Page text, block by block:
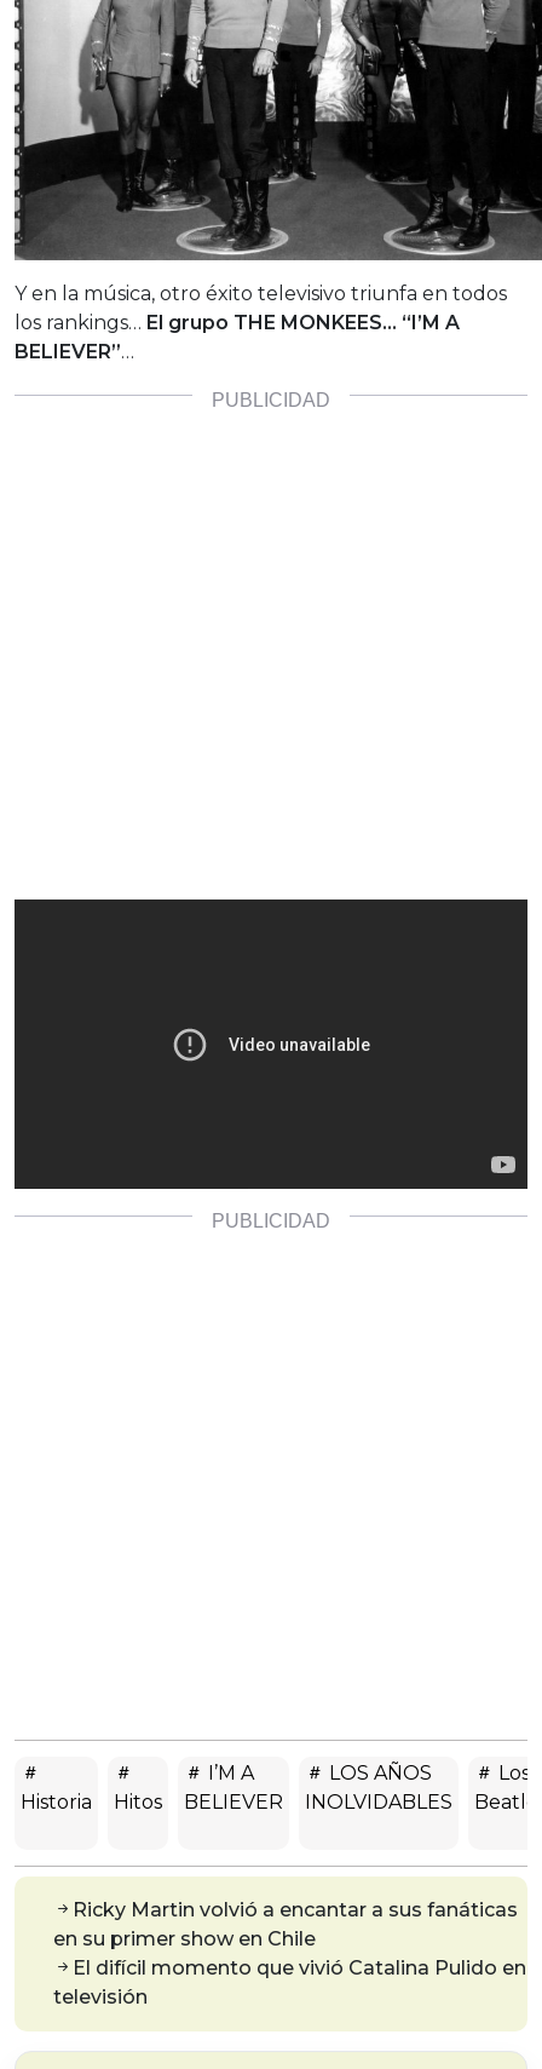
Y en la música, otro éxito televisivo triunfa en todos
los rankings… El grupo THE MONKEES… “I’M A
BELIEVER”…
Historia Hitos
I’M A
BELIEVER
LOS AÑOS
INOLVIDABLES
Los
Ricky Martin volvió a encantar a sus fanáticas
en su primer show en Chile
El difícil momento que vivió Catalina Pulido en
televisión